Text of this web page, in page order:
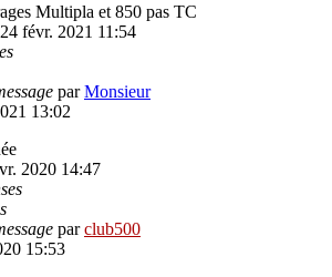
Multipla et 850 pas TC
24 févr. 2021 11:54
parMonsieur
13:02
2020 14:47
parclub500
15:53